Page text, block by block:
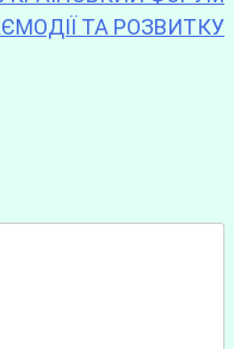
ТА РОЗВИТКУ